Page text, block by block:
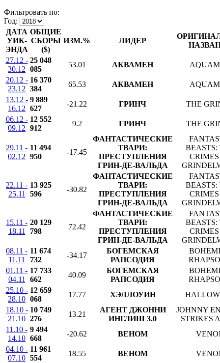
Фильтровать по:
Год:
ДАТА
УИК-
ЭНДА
ОБЩИЕ
СБОРЫ
($)
ИЗМ.% ЛИДЕР
27.12 -
30.12
25 048
085
53.01 АКВАМЕН
20.12 -
23.12
16 370
384
65.53 АКВАМЕН
13.12 -
16.12
9 889
627
-21.22 ГРИНЧ
THE
06.12 -
09.12
12 552
912
9.2 ГРИНЧ THE
29.11 -
02.12
11 494
950
-17.45
ФАНТАСТИЧЕСКИЕ
ТВАРИ:
ПРЕСТУПЛЕНИЯ
ГРИН-ДЕ-ВАЛЬДА
BEASTS:
22.11 -
25.11
13 925
596
-30.82
ФАНТАСТИЧЕСКИЕ
ТВАРИ:
ПРЕСТУПЛЕНИЯ
ГРИН-ДЕ-ВАЛЬДА
BEASTS:
15.11 -
18.11
20 129
798
72.42
ФАНТАСТИЧЕСКИЕ
ТВАРИ:
ПРЕСТУПЛЕНИЯ
ГРИН-ДЕ-ВАЛЬДА
BEASTS:
08.11 -
11.11
11 674
732
-34.17
БОГЕМСКАЯ
РАПСОДИЯ
01.11 -
04.11
17 733
662
40.09
БОГЕМСКАЯ
РАПСОДИЯ
25.10 -
28.10
12 659
068
17.77 ХЭЛЛОУИН
18.10 -
21.10
10 749
276
13.21
АГЕНТ ДЖОННИ
ИНГЛИШ 3.0
JOHNNY
STRIKES
11.10 -
14.10
9 494
668
-20.62 ВЕНОМ
04.10 -
07.10
11 961
554
18.55 ВЕНОМ